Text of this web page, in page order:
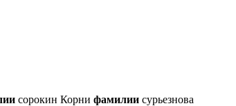
сорокин Корни фамилии сурьезнова